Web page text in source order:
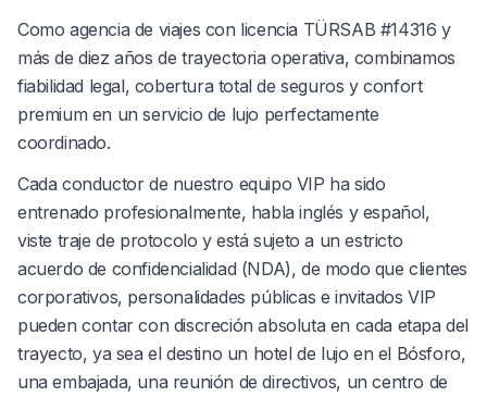
Como agencia de viajes con licencia TÜRSAB #14316 y
más de diez años de trayectoria operativa, combinamos
fiabilidad legal, cobertura total de seguros y confort
premium en un servicio de lujo perfectamente
coordinado.
Cada conductor de nuestro equipo VIP ha sido
entrenado profesionalmente, habla inglés y español,
viste traje de protocolo y está sujeto a un estricto
acuerdo de confidencialidad (NDA), de modo que clientes
corporativos, personalidades públicas e invitados VIP
pueden contar con discreción absoluta en cada etapa del
trayecto, ya sea el destino un hotel de lujo en el Bósforo,
una embajada, una reunión de directivos, un centro de